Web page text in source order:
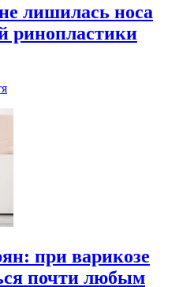
лишилась носа
ринопластики
при варикозе
почти любым